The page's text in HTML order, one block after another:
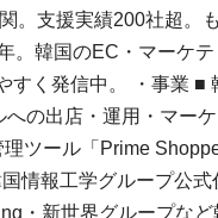
。支援実績200社超。
。韓国のEC・マーケテ
すく発信中。 ・事業 ■
の出店・運用・マー
ツール「Prime
情報工学グループ公式
・新世界グループな